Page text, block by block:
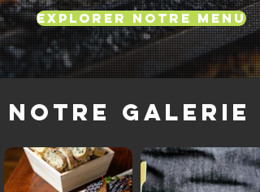
Explorer notre menu
Notre galerie